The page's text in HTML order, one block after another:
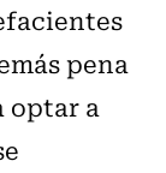
pena
optar a